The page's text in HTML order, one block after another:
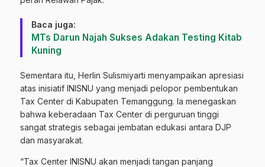
Baca juga:
MTs Darun Najah Sukses Adakan Testing Kitab
Kuning
Sementara itu, Herlin Sulismiyarti menyampaikan apresiasi
atas inisiatif INISNU yang menjadi pelopor pembentukan
Tax Center di Kabupaten Temanggung. Ia menegaskan
bahwa keberadaan Tax Center di perguruan tinggi
sangat strategis sebagai jembatan edukasi antara DJP
dan masyarakat.
“Tax Center INISNU akan menjadi tangan panjang